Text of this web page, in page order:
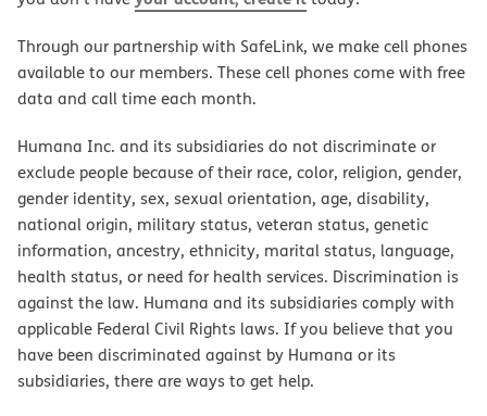
Through our partnership with SafeLink, we make cell phones
available to our members. These cell phones come with free
data and call time each month.
Humana Inc. and its subsidiaries do not discriminate or
exclude people because of their race, color, religion, gender,
gender identity, sex, sexual orientation, age, disability,
national origin, military status, veteran status, genetic
information, ancestry, ethnicity, marital status, language,
health status, or need for health services. Discrimination is
against the law. Humana and its subsidiaries comply with
applicable Federal Civil Rights laws. If you believe that you
have been discriminated against by Humana or its
subsidiaries, there are ways to get help.